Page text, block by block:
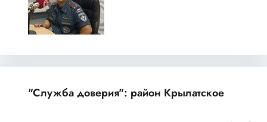
"Служба доверия": район Крылатское